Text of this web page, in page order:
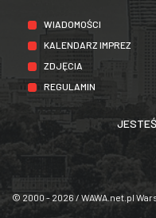
WIADOMOŚCI
KALENDARZ IMPREZ
ZDJĘCIA
REGULAMIN
© 2000 - 2026 / WAWA.net.pl